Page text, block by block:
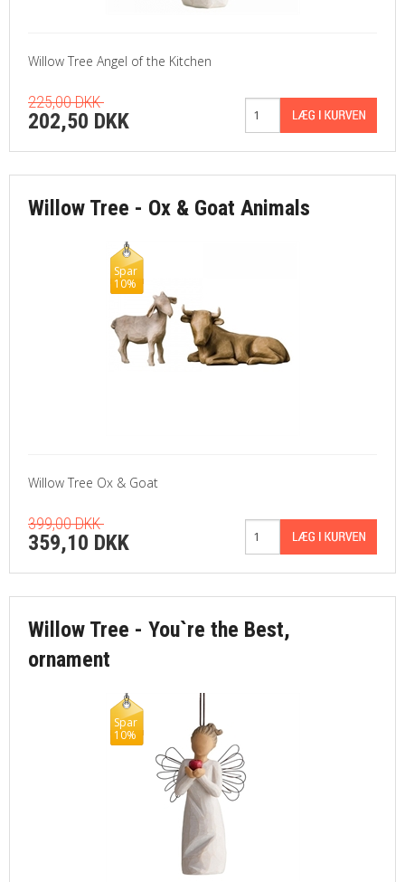
Willow Tree Angel of the Kitchen
225,00 DKK
202,50 DKK
Willow Tree - Ox & Goat Animals
Spar
10%
Willow Tree Ox & Goat
399,00 DKK
359,10 DKK
Willow Tree - You`re the Best,
ornament
Spar
10%